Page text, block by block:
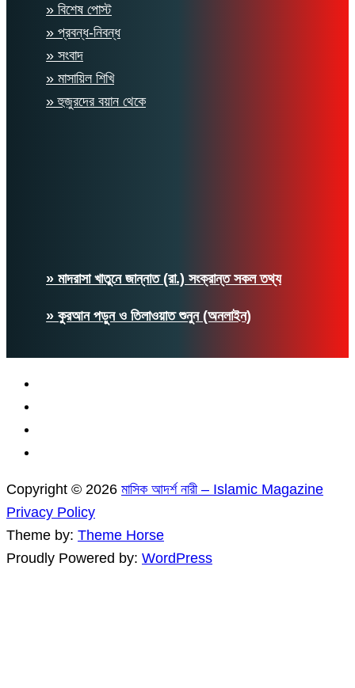
» বিশেষ পোস্ট
» প্রবন্ধ-নিবন্ধ
» সংবাদ
» মাসায়িল শিখি
» হুজুরদের বয়ান থেকে
» মাদরাসা খাতুনে জান্নাত (রা.) সংক্রান্ত সকল তথ্য
» কুরআন পড়ুন ও তিলাওয়াত শুনুন (অনলাইন)
Copyright © 2026 মাসিক আদর্শ নারী – Islamic Magazine
Privacy Policy
Theme by: Theme Horse
Proudly Powered by: WordPress